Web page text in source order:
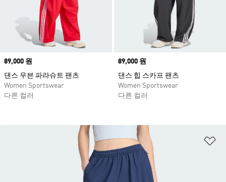
Price
89,000 원
댄스 우븐 파라슈트 팬츠
Women Sportswear
다른 컬러
Price
89,000 원
댄스 힙 스카프 팬츠
Women Sportswear
다른 컬러